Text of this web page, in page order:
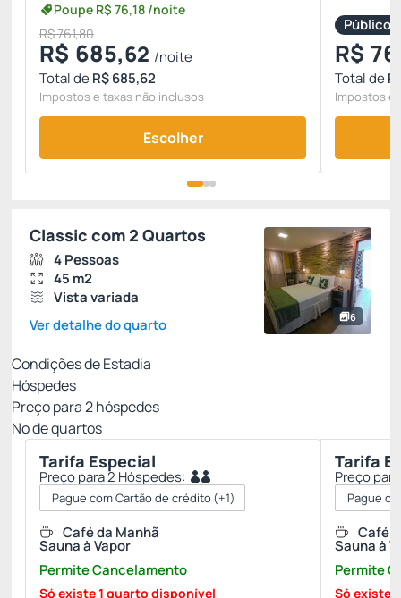
Poupe R$ 76,18 /noite
R$ 761,80
R$ 685,62 /noite
Total deR$ 685,62
Impostos e taxas não inclusos
Escolher
Público
R$
Total de
Impostos e
6
Classic com 2 Quartos
4 Pessoas
45 m2
Vista variada
Ver detalhe do quarto
Condições de Estadia
Hóspedes
Preço para2hóspedes
Nº de quartos
Tarifa Especial
Preço para 2 Hóspedes:
Pague com Cartão de crédito(+1)
Café da Manhã
Sauna à Vapor
Permite Cancelamento
Só existe 1 quarto disponível
Tarifa
Preço
Pague
Café
Sauna à
Permite
Só existe